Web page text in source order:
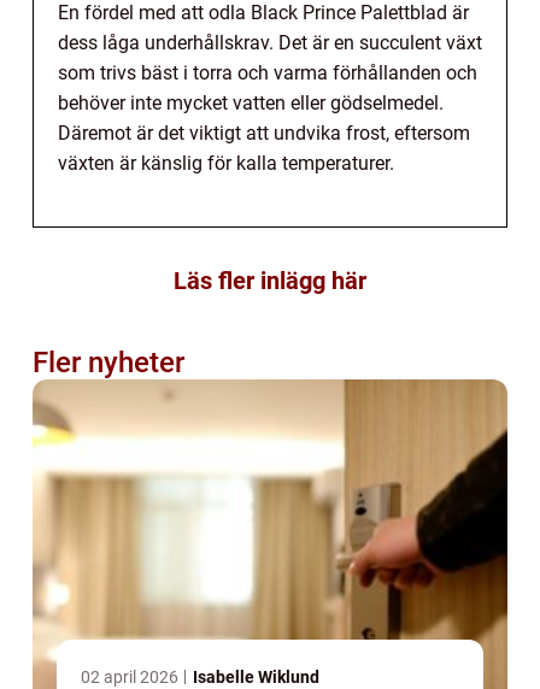
En fördel med att odla Black Prince Palettblad är
dess låga underhållskrav. Det är en succulent växt
som trivs bäst i torra och varma förhållanden och
behöver inte mycket vatten eller gödselmedel.
Däremot är det viktigt att undvika frost, eftersom
växten är känslig för kalla temperaturer.
Läs fler inlägg här
Fler nyheter
02 april 2026 Isabelle Wiklund